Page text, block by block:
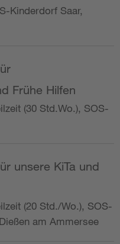
Kinderdorf Saar,
Frühe Hilfen
(30 Std.Wo.), SOS-
unsere KiTa und
(20 Std./Wo.), SOS-
am Ammersee